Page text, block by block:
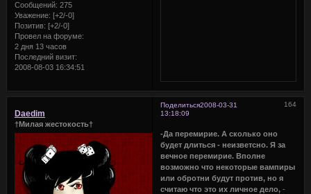
Сообщений: 275
Уважение: [+2/-0]
Позитив: [+2/-0]
Провел на форуме:
2 дня 13 часов
Последний визит:
2008-08-03 16:34:51
Поделиться 164
2008-03-31
13:18:09
Daedim
†Милая жестокость†
-Да перемирие. А сколько оно
будет длиться - неизветсно. Я за
вечное перемирие. Вполне
возможно что некоторые вампиры
или обротни будут против, но я
считаю что это их личное дело,-